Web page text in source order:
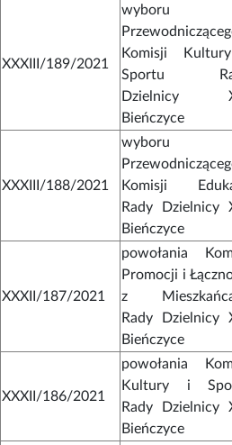
XXXIII/189/2021
wyboru
Komisji
Sportu
Dzielnicy
Bieńczyce
XXXIII/188/2021
wyboru
Komisji
Rady Dzielnicy
Bieńczyce
XXXII/187/2021
powołania
Promocji i
z
Rady Dzielnicy
Bieńczyce
XXXII/186/2021
powołania
Kultury i
Rady Dzielnicy
Bieńczyce